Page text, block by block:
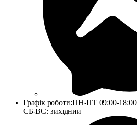
Графік роботи:ПН-ПТ 09:00-18:00
СБ-ВС: вихідний